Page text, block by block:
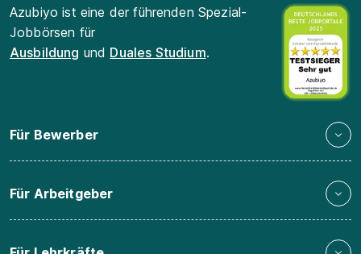
Azubiyo ist eine der führenden Spezial-
Jobbörsen für
Ausbildung und Duales Studium.
Für Bewerber
Für Arbeitgeber